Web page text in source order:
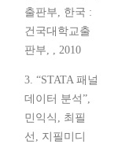
출판부, 한국 :
건국대학교출
판부, , 2010
3. “STATA 패널
데이터 분석”,
민익식, 최필
선, 지필미디